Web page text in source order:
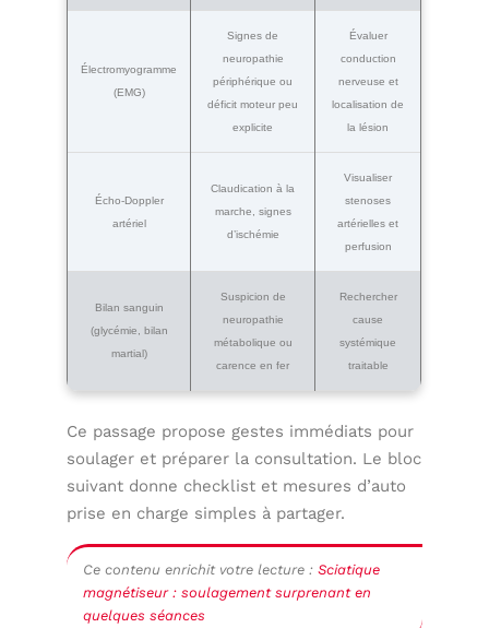
Électromyogramme
(EMG)
Signes de
neuropathie
périphérique ou
déficit moteur peu
explicite
Évaluer
conduction
nerveuse et
localisation de
la lésion
Écho‑Doppler
artériel
Claudication à la
marche, signes
d’ischémie
Visualiser
stenoses
artérielles et
perfusion
Bilan sanguin
(glycémie, bilan
martial)
Suspicion de
neuropathie
métabolique ou
carence en fer
Rechercher
cause
systémique
traitable
Ce passage propose gestes immédiats pour
soulager et préparer la consultation. Le bloc
suivant donne checklist et mesures d’auto
prise en charge simples à partager.
Ce contenu enrichit votre lecture :Sciatique
magnétiseur : soulagement surprenant en
quelques séances